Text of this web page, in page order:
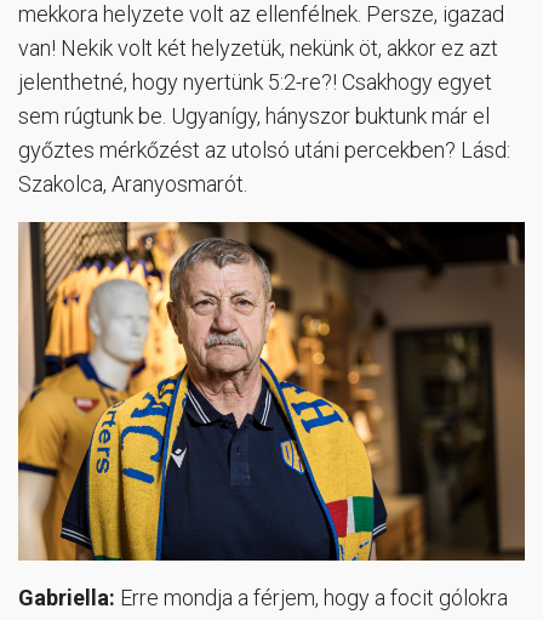
mekkora helyzete volt az ellenfélnek. Persze, igazad
van! Nekik volt két helyzetük, nekünk öt, akkor ez azt
jelenthetné, hogy nyertünk 5:2-re?! Csakhogy egyet
sem rúgtunk be. Ugyanígy, hányszor buktunk már el
győztes mérkőzést az utolsó utáni percekben? Lásd:
Szakolca, Aranyosmarót.
Gabriella: Erre mondja a férjem, hogy a focit gólokra